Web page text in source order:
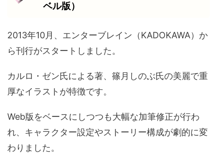
ベル版）
2013年10月、エンターブレイン（KADOKAWA）か
ら刊行がスタートしました。
カルロ・ゼン氏による著、篠月しのぶ氏の美麗で重
厚なイラストが特徴です。
Web版をベースにしつつも大幅な加筆修正が行わ
れ、キャラクター設定やストーリー構成が劇的に変
わりました。